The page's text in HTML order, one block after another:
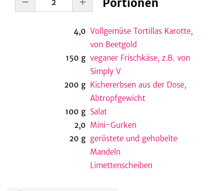
Portionen
4,0 Vollgemüse Tortillas Karotte,
von Beetgold
150 g veganer Frischkäse, z.B. von
Simply V
200 g Kichererbsen aus der Dose,
Abtropfgewicht
100 g Salat
2,0 Mini-Gurken
20 g geröstete und gehobelte
Mandeln
Limettenscheiben